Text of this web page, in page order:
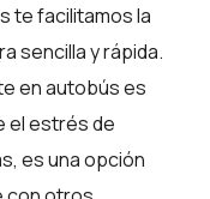
te facilitamos la
sencilla y rápida.
en autobús es
el estrés de
es una opción